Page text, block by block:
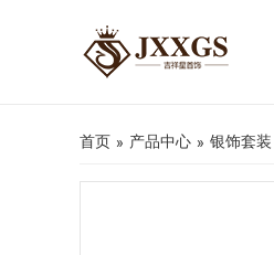
首页 » 产品中心 » 银饰套装